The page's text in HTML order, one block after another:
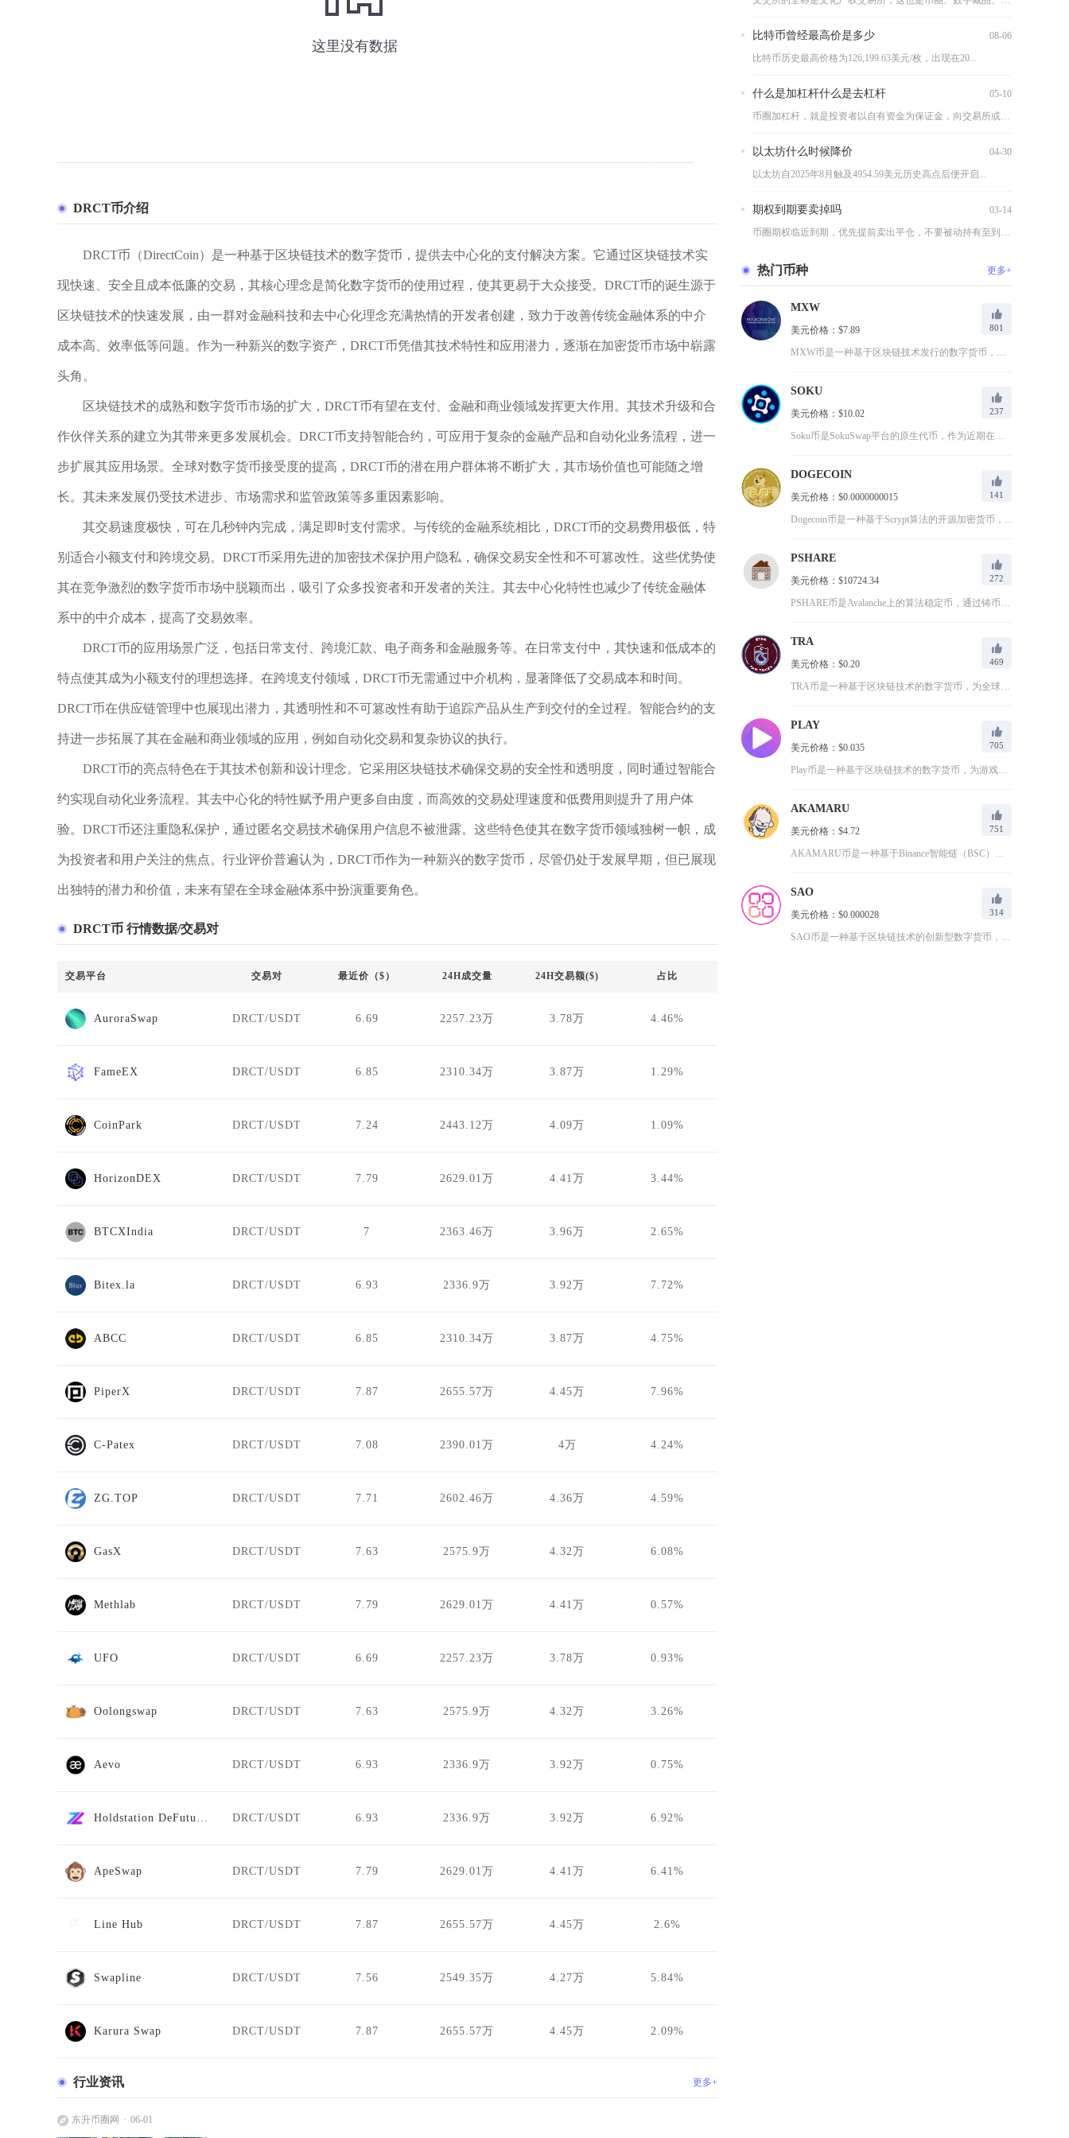
DRCT币介绍
DRCT币（DirectCoin）是一种基于区块链技术的数字货币，提供去中心化的支付解决方案。它通过区块链技术实
现快速、安全且成本低廉的交易，其核心理念是简化数字货币的使用过程，使其更易于大众接受。DRCT币的诞生源于
区块链技术的快速发展，由一群对金融科技和去中心化理念充满热情的开发者创建，致力于改善传统金融体系的中介
成本高、效率低等问题。作为一种新兴的数字资产，DRCT币凭借其技术特性和应用潜力，逐渐在加密货币市场中崭露
头角。
区块链技术的成熟和数字货币市场的扩大，DRCT币有望在支付、金融和商业领域发挥更大作用。其技术升级和合
作伙伴关系的建立为其带来更多发展机会。DRCT币支持智能合约，可应用于复杂的金融产品和自动化业务流程，进一
步扩展其应用场景。全球对数字货币接受度的提高，DRCT币的潜在用户群体将不断扩大，其市场价值也可能随之增
长。其未来发展仍受技术进步、市场需求和监管政策等多重因素影响。
其交易速度极快，可在几秒钟内完成，满足即时支付需求。与传统的金融系统相比，DRCT币的交易费用极低，特
别适合小额支付和跨境交易。DRCT币采用先进的加密技术保护用户隐私，确保交易安全性和不可篡改性。这些优势使
其在竞争激烈的数字货币市场中脱颖而出，吸引了众多投资者和开发者的关注。其去中心化特性也减少了传统金融体
系中的中介成本，提高了交易效率。
DRCT币的应用场景广泛，包括日常支付、跨境汇款、电子商务和金融服务等。在日常支付中，其快速和低成本的
特点使其成为小额支付的理想选择。在跨境支付领域，DRCT币无需通过中介机构，显著降低了交易成本和时间。
DRCT币在供应链管理中也展现出潜力，其透明性和不可篡改性有助于追踪产品从生产到交付的全过程。智能合约的支
持进一步拓展了其在金融和商业领域的应用，例如自动化交易和复杂协议的执行。
DRCT币的亮点特色在于其技术创新和设计理念。它采用区块链技术确保交易的安全性和透明度，同时通过智能合
约实现自动化业务流程。其去中心化的特性赋予用户更多自由度，而高效的交易处理速度和低费用则提升了用户体
验。DRCT币还注重隐私保护，通过匿名交易技术确保用户信息不被泄露。这些特色使其在数字货币领域独树一帜，成
为投资者和用户关注的焦点。行业评价普遍认为，DRCT币作为一种新兴的数字货币，尽管仍处于发展早期，但已展现
出独特的潜力和价值，未来有望在全球金融体系中扮演重要角色。
DRCT币 行情数据/交易对
交易平台 交易对 最近价（$） 24H成交量 24H交易额($) 占比
AuroraSwap DRCT/USDT 6.69 2257.23万 3.78万 4.46%
FameEX DRCT/USDT 6.85 2310.34万 3.87万 1.29%
CoinPark DRCT/USDT 7.24 2443.12万 4.09万 1.09%
HorizonDEX DRCT/USDT 7.79 2629.01万 4.41万 3.44%
BTCXIndia DRCT/USDT 7 2363.46万 3.96万 2.65%
Bitex.la DRCT/USDT 6.93 2336.9万 3.92万 7.72%
ABCC DRCT/USDT 6.85 2310.34万 3.87万 4.75%
PiperX DRCT/USDT 7.87 2655.57万 4.45万 7.96%
C-Patex DRCT/USDT 7.08 2390.01万 4万 4.24%
ZG.TOP DRCT/USDT 7.71 2602.46万 4.36万 4.59%
GasX DRCT/USDT 7.63 2575.9万 4.32万 6.08%
Methlab DRCT/USDT 7.79 2629.01万 4.41万 0.57%
UFO DRCT/USDT 6.69 2257.23万 3.78万 0.93%
Oolongswap DRCT/USDT 7.63 2575.9万 4.32万 3.26%
Aevo DRCT/USDT 6.93 2336.9万 3.92万 0.75%
Holdstation DeFutures DRCT/USDT 6.93 2336.9万 3.92万 6.92%
ApeSwap DRCT/USDT 7.79 2629.01万 4.41万 6.41%
Line Hub DRCT/USDT 7.87 2655.57万 4.45万 2.6%
Swapline DRCT/USDT 7.56 2549.35万 4.27万 5.84%
Karura Swap DRCT/USDT 7.87 2655.57万 4.45万 2.09%
行业资讯 更多+
东升币圈网 06-01
比特币曾经最高价是多少 08-06
比特币历史最高价格为126,199.63美元/枚，出现在20...
什么是加杠杆什么是去杠杆 05-10
币圈加杠杆，就是投资者以自有资金为保证金，向交易所或借贷平台...
以太坊什么时候降价 04-30
以太坊自2025年8月触及4954.59美元历史高点后便开启...
期权到期要卖掉吗 03-14
币圈期权临近到期，优先提前卖出平仓，不要被动持有至到期，仅少...
热门币种 更多+
MXW
美元价格：$7.89 801
MXW币是一种基于区块链技术发行的数字货币，由Maxonro...
SOKU
美元价格：$10.02 237
Soku币是SokuSwap平台的原生代币，作为近期在加密货...
DOGECOIN
美元价格：$0.0000000015 141
Dogecoin币是一种基于Scrypt算法的开源加密货币，...
PSHARE
美元价格：$10724.34 272
PSHARE币是Avalanche上的算法稳定币，通过铸币税...
TRA
美元价格：$0.20 469
TRA币是一种基于区块链技术的数字货币，为全球旅行行业提供高...
PLAY
美元价格：$0.035 705
Play币是一种基于区块链技术的数字货币，为游戏和娱乐产业提...
AKAMARU
美元价格：$4.72 751
AKAMARU币是一种基于Binance智能链（BSC）的加...
SAO
美元价格：$0.000028 314
SAO币是一种基于区块链技术的创新型数字货币，由Sator平...